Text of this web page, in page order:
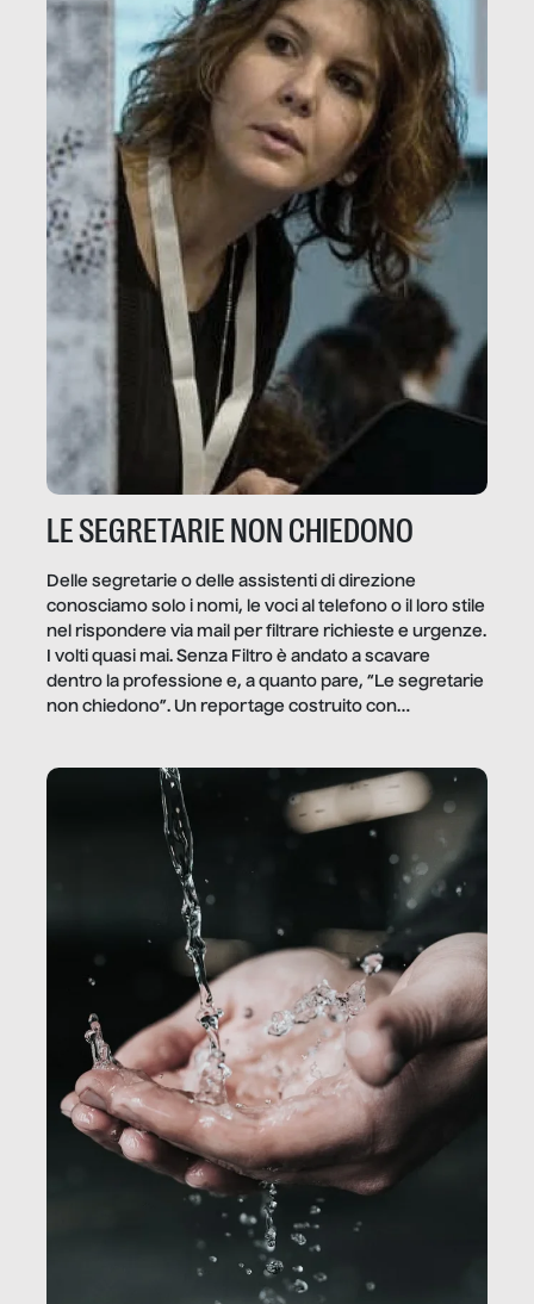
LE SEGRETARIE NON CHIEDONO
Delle segretarie o delle assistenti di direzione
conosciamo solo i nomi, le voci al telefono o il loro stile
nel rispondere via mail per filtrare richieste e urgenze.
I volti quasi mai. Senza Filtro è andato a scavare
dentro la professione e, a quanto pare, “Le segretarie
non chiedono”. Un reportage costruito con